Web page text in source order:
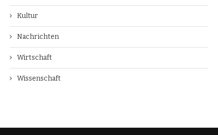
Kultur
Nachrichten
Wirtschaft
Wissenschaft